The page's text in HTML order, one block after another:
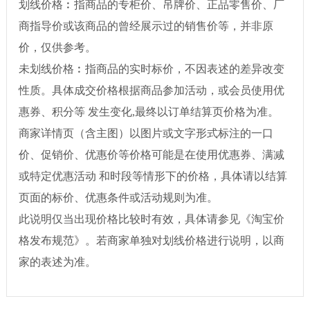
划线价格︰指商品的专柜价、吊牌价、正品零售价、厂
商指导价或该商品的曾经展示过的销售价等，并非原
价，仅供参考。
未划线价格︰指商品的实时标价，不因表述的差异改变
性质。具体成交价格根据商品参加活动，或会员使用优
惠券、积分等 发生变化,最终以订单结算页价格为准。
商家详情页（含主图）以图片或文字形式标注的一口
价、促销价、优惠价等价格可能是在使用优惠券、满减
或特定优惠活动 和时段等情形下的价格，具体请以结算
页面的标价、优惠条件或活动规则为准。
此说明仅当出现价格比较时有效，具体请参见《淘宝价
格发布规范》。若商家单独对划线价格进行说明，以商
家的表述为准。